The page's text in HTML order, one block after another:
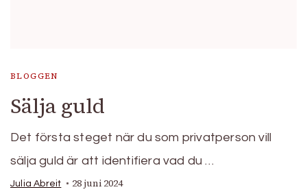
BLOGGEN
Sälja guld
Det första steget när du som privatperson vill
sälja guld är att identifiera vad du …
Julia Abreit 28 juni 2024